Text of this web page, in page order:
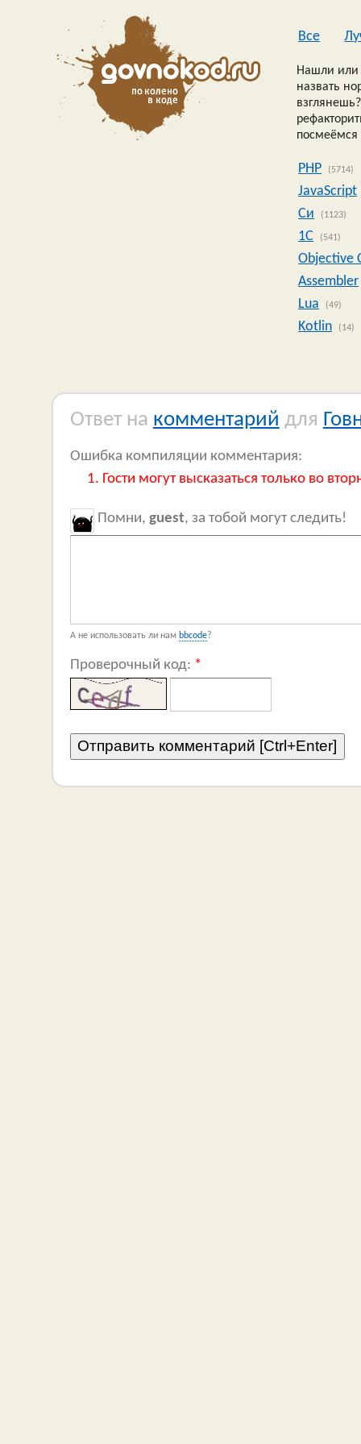
Все
Нашли или
назвать
посмеёмся
PHP (5714)
JavaScript
Си
(1123)
1C (541)
Objective
Assembler
Lua
(49)
Kotlin (14)
Ответ на комментарий для
Ошибка компиляции комментария:
Гости могут высказаться только во
Помни, guest, за тобой могут следить!
А не использовать ли нам bbcode?
Проверочный код: *